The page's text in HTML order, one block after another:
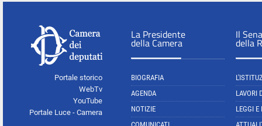
Portale storico
WebTv
YouTube
Portale Luce - Camera
La Presidente
della Camera
BIOGRAFIA
AGENDA
NOTIZIE
Il
della
LAVORI
LEGGI E